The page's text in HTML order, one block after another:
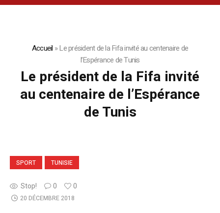
Accueil »Le président de la Fifa invité au centenaire de
l’Espérance de Tunis
Le président de la Fifa invité
au centenaire de l’Espérance
de Tunis
SPORT TUNISIE
Stop! 0 0
20 DÉCEMBRE 2018